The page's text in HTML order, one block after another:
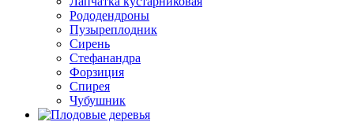
Рододендроны
Пузыреплодник
Сирень
Стефанандра
Форзиция
Спирея
Чубушник